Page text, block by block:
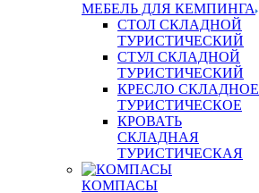
МЕБЕЛЬ ДЛЯ КЕМПИНГА
СТОЛ СКЛАДНОЙ
ТУРИСТИЧЕСКИЙ
СТУЛ СКЛАДНОЙ
ТУРИСТИЧЕСКИЙ
КРЕСЛО СКЛАДНОЕ
ТУРИСТИЧЕСКОЕ
КРОВАТЬ
СКЛАДНАЯ
ТУРИСТИЧЕСКАЯ
КОМПАСЫ